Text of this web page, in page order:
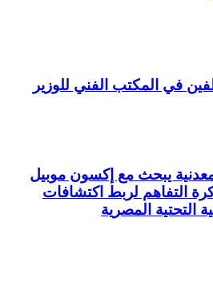
في المكتب الفني للوزير
يبحث مع إكسون موبيل
التفاهم لربط اكتشافات
التحتية المصرية